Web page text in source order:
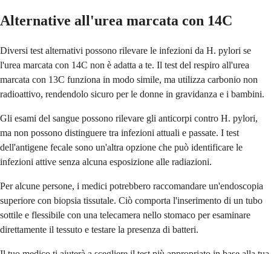
Alternative all'urea marcata con 14C
Diversi test alternativi possono rilevare le infezioni da H. pylori se
l'urea marcata con 14C non è adatta a te. Il test del respiro all'urea
marcata con 13C funziona in modo simile, ma utilizza carbonio non
radioattivo, rendendolo sicuro per le donne in gravidanza e i bambini.
Gli esami del sangue possono rilevare gli anticorpi contro H. pylori,
ma non possono distinguere tra infezioni attuali e passate. I test
dell'antigene fecale sono un'altra opzione che può identificare le
infezioni attive senza alcuna esposizione alle radiazioni.
Per alcune persone, i medici potrebbero raccomandare un'endoscopia
superiore con biopsia tissutale. Ciò comporta l'inserimento di un tubo
sottile e flessibile con una telecamera nello stomaco per esaminare
direttamente il tessuto e testare la presenza di batteri.